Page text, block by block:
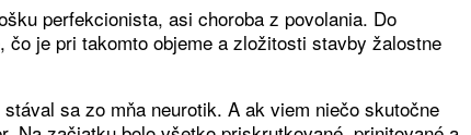
perfekcionista, asi choroba z povolania. Do
je pri takomto objeme a zložitosti stavby žalostne
sa zo mňa neurotik. A ak viem niečo skutočne